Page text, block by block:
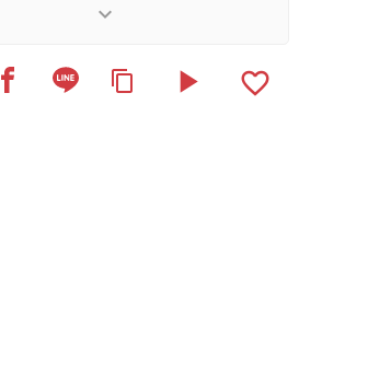
：記事を公開しました。
keyboard_arrow_down
content_copy play_arrow favorite_border